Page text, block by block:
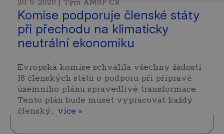
20. 5. 2020 | Tým AMSP ČR
Komise podporuje členské státy
při přechodu na klimaticky
neutrální ekonomiku
Evropská komise schválila všechny žádosti
18 členských států o podporu při přípravě
územního plánu spravedlivé transformace.
Tento plán bude muset vypracovat každý
členský… více »